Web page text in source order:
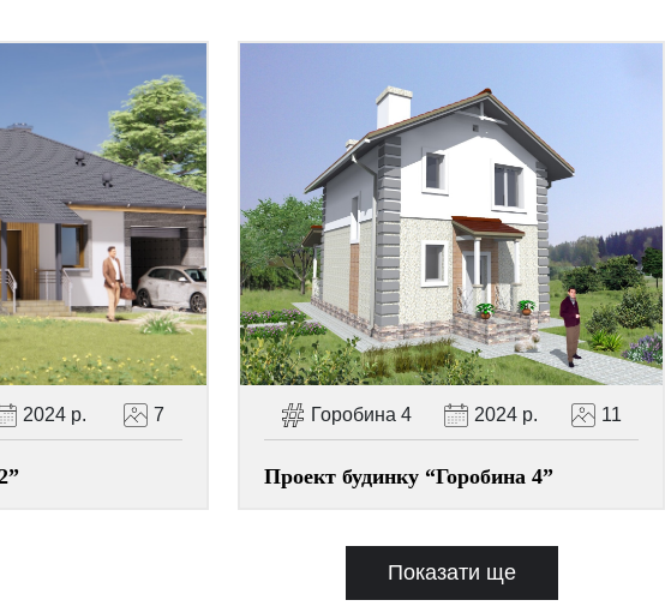
2024 р. 7 Горобина 4 2024 р. 11
Проект будинку “Горобина 4”
Показати ще